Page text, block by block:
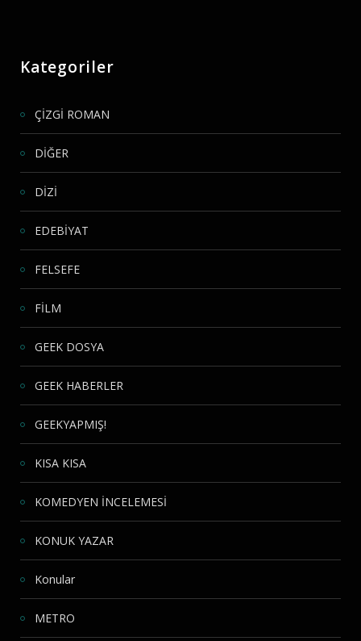
Kategoriler
ÇİZGİ ROMAN
DİĞER
DİZİ
EDEBİYAT
FELSEFE
FİLM
GEEK DOSYA
GEEK HABERLER
GEEKYAPMIŞ!
KISA KISA
KOMEDYEN İNCELEMESİ
KONUK YAZAR
Konular
METRO